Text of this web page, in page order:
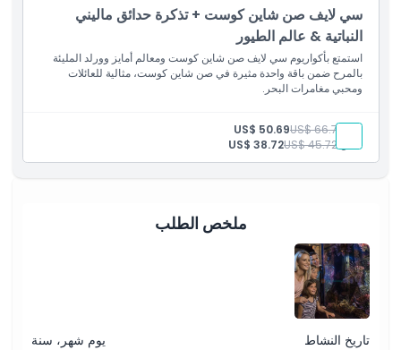
سي لايف صن شاين كوست + تذكرة حدائق ماليني
النباتية & عالم الطيور
استمتع بأكواريوم سي لايف صن شاين كوست ومعالم أمايز وورلد المليئة
بالمرح ضمن باقة واحدة مثيرة في صن شاين كوست، مثالية للعائلات
ومحبي مغامرات البحر.
بالغ: US$ 66.79
US$ 50.69
طفل:US$ 45.72
US$ 38.72
ملخص الطلب
تاريخ النشاط
يوم شهر، سنة